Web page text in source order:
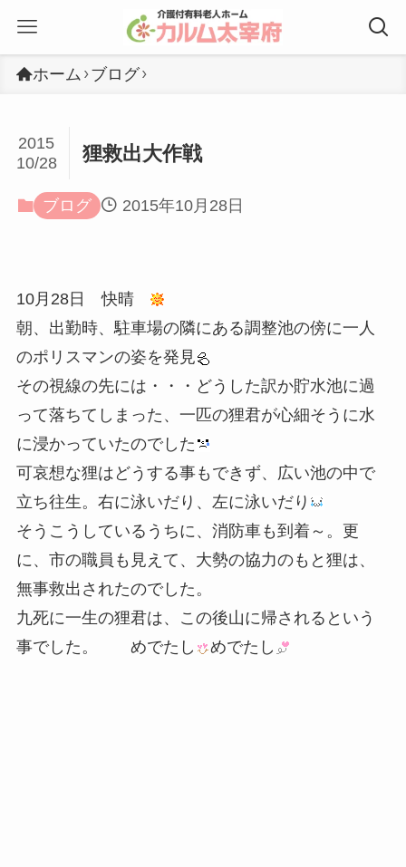
ホーム ブログ
狸救出大作戦
2015
10/28
ブログ 2015年10月28日
10月28日 快晴
朝、出勤時、駐車場の隣にある調整池の傍に一人
のポリスマンの姿を発見
その視線の先には・・・どうした訳か貯水池に過
って落ちてしまった、一匹の狸君が心細そうに水
に浸かっていたのでした
可哀想な狸はどうする事もできず、広い池の中で
立ち往生。右に泳いだり、左に泳いだり
そうこうしているうちに、消防車も到着～。更
に、市の職員も見えて、大勢の協力のもと狸は、
無事救出されたのでした。
九死に一生の狸君は、この後山に帰されるという
事でした。 めでたし
めでたし